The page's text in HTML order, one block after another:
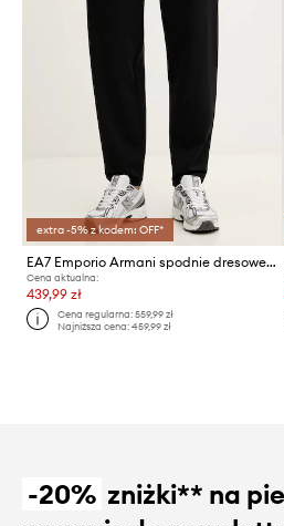
extra -5% z kodem: OFF*
EA7 Emporio Armani spodnie dresowe męskie
Cena aktualna:
439,99 zł
Cena regularna:559,99 zł
Najniższa cena:459,99 zł
-20% zniżki** na